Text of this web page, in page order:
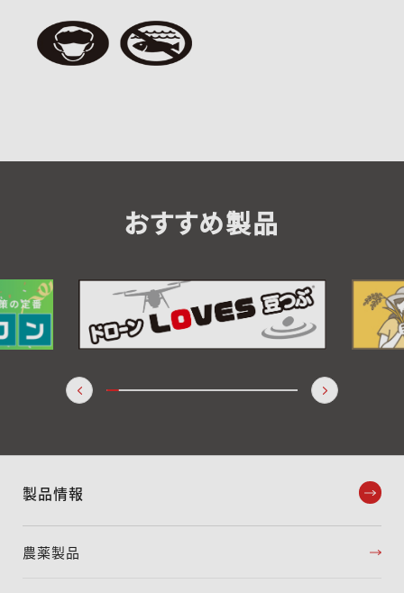
おすすめ製品
製品情報
農薬製品